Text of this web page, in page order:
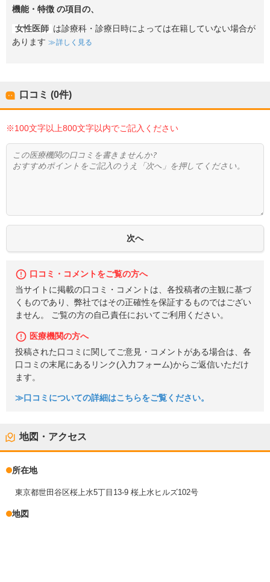
機能・特徴 の項目の、
女性医師 は診療科・診療日時によっては在籍していない場合が
あります
詳しく見る
口コミ (0件)
※100文字以上800文字以内でご記入ください
口コミ・コメントをご覧の方へ
当サイトに掲載の口コミ・コメントは、各投稿者の主観に基づ
くものであり、弊社ではその正確性を保証するものではござい
ません。 ご覧の方の自己責任においてご利用ください。
医療機関の方へ
投稿された口コミに関してご意見・コメントがある場合は、各
口コミの末尾にあるリンク(入力フォーム)からご返信いただけ
ます。
≫口コミについての詳細はこちらをご覧ください。
地図・アクセス
所在地
東京都世田谷区桜上水5丁目13-9 桜上水ヒルズ102号
地図